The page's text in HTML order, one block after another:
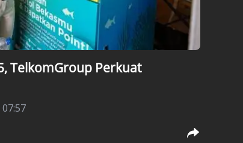
TelkomGroup Perkuat